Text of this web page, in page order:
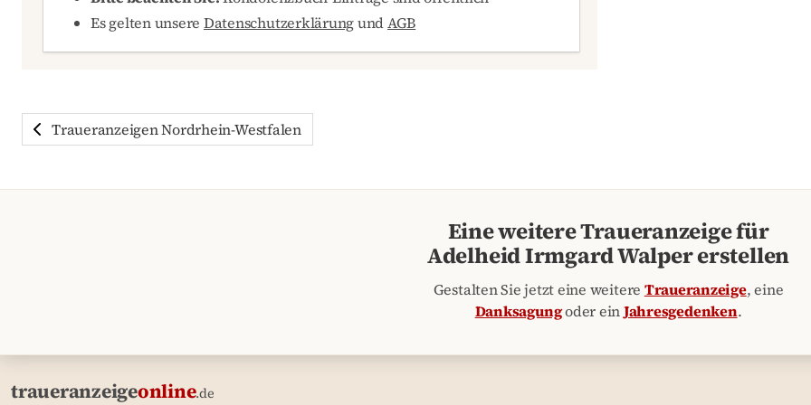
Es gelten unsere DatenschutzerklärungundAGB
Traueranzeigen Nordrhein-Westfalen
Eine weitere Traueranzeige für
Adelheid Irmgard Walper erstellen
Gestalten Sie jetzt eine weitere Traueranzeige, eine
Danksagungoder einJahresgedenken.
traueranzeigeonline.de